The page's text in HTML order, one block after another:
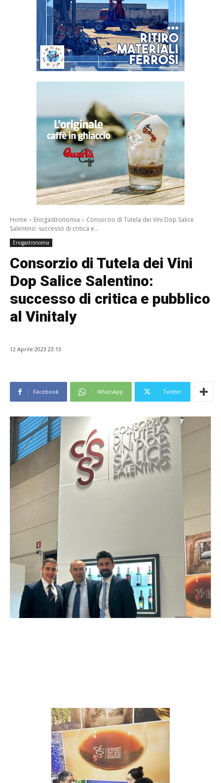
Home Enogastronomia
Consorzio di Tutela dei Vini Dop Salice
Salentino: successo di critica e...
Enogastronomia
Consorzio di Tutela dei Vini
Dop Salice Salentino:
successo di critica e pubblico
al Vinitaly
12 Aprile 2023 23:13
Facebook WhatsApp Twitter